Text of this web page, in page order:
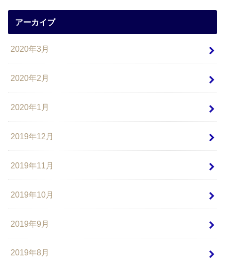
アーカイブ
2020年3月
2020年2月
2020年1月
2019年12月
2019年11月
2019年10月
2019年9月
2019年8月